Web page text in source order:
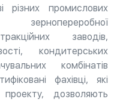
різних промислових
зернопереробної
заводів,
кондитерських
комбінатів
фахівці, які
дозволяють